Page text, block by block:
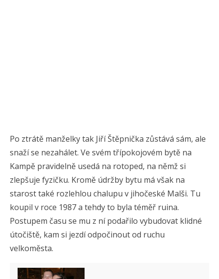
Po ztrátě manželky tak Jiří Štěpnička zůstává sám, ale
snaží se nezahálet. Ve svém třípokojovém bytě na
Kampě pravidelně usedá na rotoped, na němž si
zlepšuje fyzičku. Kromě údržby bytu má však na
starost také rozlehlou chalupu v jihočeské Malši. Tu
koupil v roce 1987 a tehdy to byla téměř ruina.
Postupem času se mu z ní podařilo vybudovat klidné
útočiště, kam si jezdí odpočinout od ruchu
velkoměsta.